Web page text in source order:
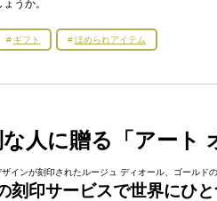
うか。
ギフト ほめられアイテム
人に贈る「アート
インが刻印されたルージュ ディオール、ゴールド
刻印サービスで世界にひ